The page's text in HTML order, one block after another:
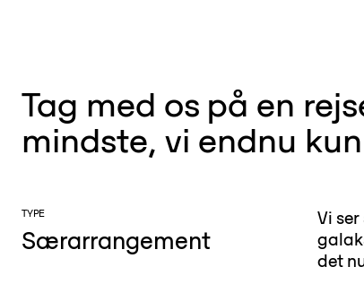
Tag med os på en
mindste, vi endnu
TYPE
Særarrangement
Vi
det